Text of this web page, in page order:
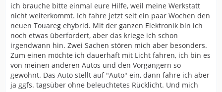
ich brauche bitte einmal eure Hilfe, weil meine Werkstatt
nicht weiterkommt. Ich fahre jetzt seit ein paar Wochen den
neuen Touareg ehybrid. Mit der ganzen Elektronik bin ich
noch etwas überfordert, aber das kriege ich schon
irgendwann hin. Zwei Sachen stören mich aber besonders.
Zum einen möchte ich dauerhaft mit Licht fahren, ich bin es
von meinen anderen Autos und den Vorgängern so
gewohnt. Das Auto stellt auf "Auto" ein, dann fahre ich aber
ja ggfs. tagsüber ohne beleuchtetes Rücklicht. Und mich